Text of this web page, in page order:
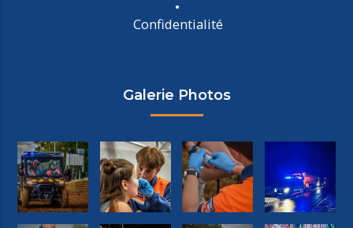
Confidentialité
Galerie Photos